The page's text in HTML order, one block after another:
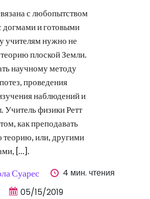
с любопытством
догмами и готовыми
учителям нужно не
плоской Земли.
научному методу
проведения
наблюдений и
Учитель физики Ретт
как преподавать
теорию, или, другими
[...].
Суарес
4 мин. чтения
05/15/2019